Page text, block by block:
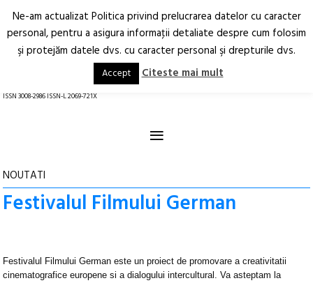
Arhitectură.
Oraș.
RO EN
ISSN 3008-2986 ISSN-L 2069-721X
≡
NOUTATI
Festivalul Filmului German
Festivalul Filmului German este un proiect de promovare a creativitatii
cinematografice europene si a dialogului intercultural. Va asteptam la
Ne-am actualizat Politica privind prelucrarea datelor cu caracter
personal, pentru a asigura informaţii detaliate despre cum folosim
şi protejăm datele dvs. cu caracter personal şi drepturile dvs.
Accept Citeste mai mult